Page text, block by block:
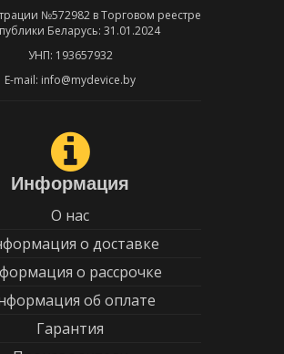
№572982 в Торговом реестре
Беларусь: 31.01.2024
УНП: 193657932
E-mail: info@mydevice.by
Информация
О нас
о доставке
о рассрочке
об оплате
Гарантия